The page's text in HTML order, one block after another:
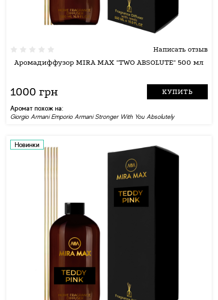
Написать отзыв
Аромадиффузор MIRA MAX "TWO ABSOLUTE" 500 мл
1000 грн КУПИТЬ
Аромат похож на:
Giorgio Armani Emporio Armani Stronger With You Absolutely
Новинки